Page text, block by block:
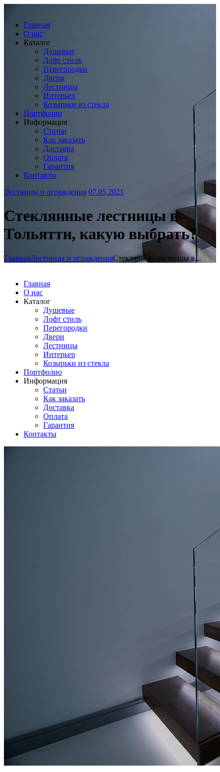
Главная
О нас
Каталог
Душевые
Лофт стиль
Перегородки
Двери
Лестницы
Интерьер
Козырьки из стекла
Портфолио
Информация
Статьи
Как заказать
Доставка
Оплата
Гарантия
Контакты
Лестницы и ограждения 07.05.2021
Стеклянные лестницы в
Тольятти, какую выбрать?
ГлавнаяЛестницы и огражденияСтеклянные лестницы в...
Главная
О нас
Каталог
Душевые
Лофт стиль
Перегородки
Двери
Лестницы
Интерьер
Козырьки из стекла
Портфолио
Информация
Статьи
Как заказать
Доставка
Оплата
Гарантия
Контакты